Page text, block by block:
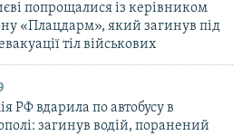
попрощалися із керівником
«Плацдарм», який загинув під
тіл військових
РФ вдарила по автобусу в
загинув водій, поранений